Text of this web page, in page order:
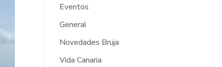
Eventos
General
Novedades Bruja
Vida Canaria